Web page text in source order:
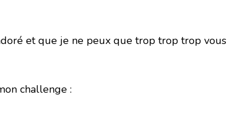
et que je ne peux que trop trop trop vous
challenge :